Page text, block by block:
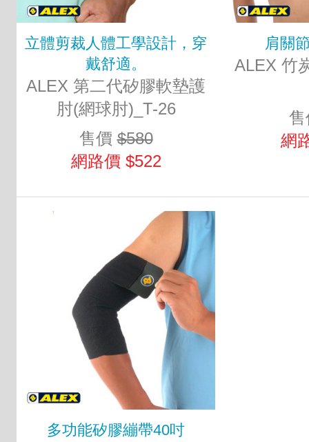
立體剪裁人體工學設計，穿
戴舒適。
ALEX 第二代矽膠軟墊護
肘(網球肘)_T-26
售價$580
網路價 $522
肩關
ALEX 竹
網
多功能矽膠繃帶40吋